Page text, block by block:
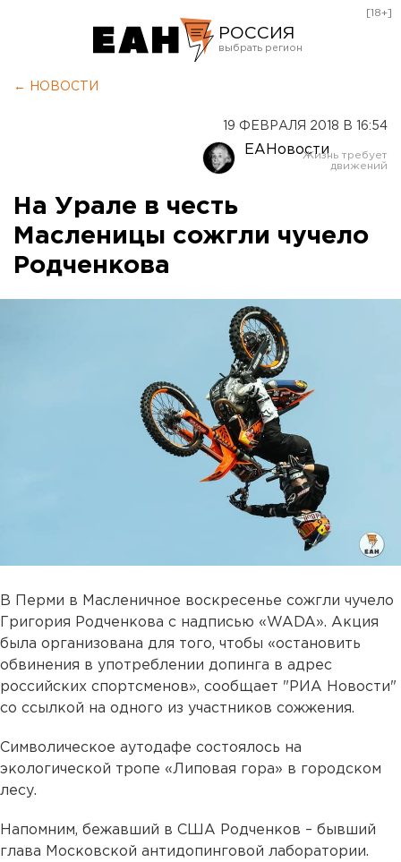
РОССИЯ
Оренбург
[18+]
← НОВОСТИ
19 ФЕВРАЛЯ 2018 В 16:54
ЕАНовости
На Урале в честь
Масленицы сожгли чучело
Родченкова
В Перми в Масленичное воскресенье сожгли чучело
Григория Родченкова с надписью «WADA». Акция
была организована для того, чтобы «остановить
обвинения в употреблении допинга в адрес
российских спортсменов», сообщает "РИА Новости"
со ссылкой на одного из участников сожжения.
Символическое аутодафе состоялось на
экологической тропе «Липовая гора» в городском
лесу.
Напомним, бежавший в США Родченков – бывший
глава Московской антидопинговой лаборатории.